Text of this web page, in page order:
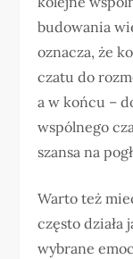
budowania
oznacza, że
czatu do
a w końcu –
wspólnego
szansa na
Warto też
często
wybrane